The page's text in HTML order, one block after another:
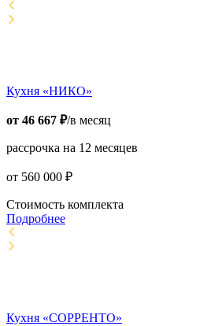
Кухня «НИКО»
от 46 667 ₽/в месяц
рассрочка на 12 месяцев
от 560 000 ₽
Стоимость комплекта
Подробнее
Кухня «СОРРЕНТО»